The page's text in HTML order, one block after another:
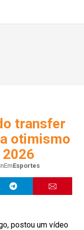
transfer
otimismo
EmEsportes
postou um vídeo